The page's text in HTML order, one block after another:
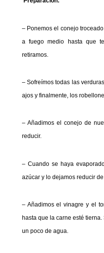
– Ponemos el conejo
a fuego medio hasta que
retiramos.
– Sofreímos todas las
ajos y finalmente, los
– Añadimos el conejo de
reducir.
– Cuando se haya
azúcar y lo dejamos reducir de
– Añadimos el vinagre y el
hasta que la carne esté
un poco de agua.